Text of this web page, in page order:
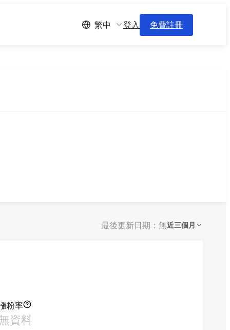
繁中 登入 免費註冊
最後更新日期：無近三個月
粉率
資料